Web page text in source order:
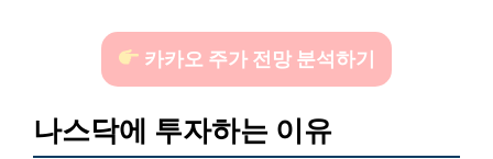
카카오 주가 전망 분석하기
나스닥에 투자하는 이유